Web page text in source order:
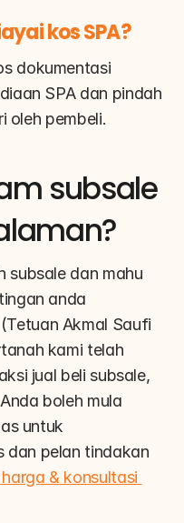
kos SPA?
dokumentasi
SPA dan pindah
oleh pembeli.
subsale
subsale dan mahu
anda
Akmal Saufi
kami telah
jual beli subsale,
boleh mula
untuk
dan pelan tindakan
& konsultasi